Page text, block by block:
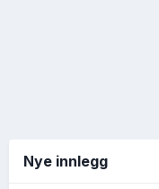
Nye innlegg